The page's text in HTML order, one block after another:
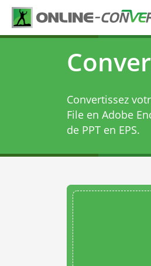
Convertissez
File en Adobe
de PPT en EPS.